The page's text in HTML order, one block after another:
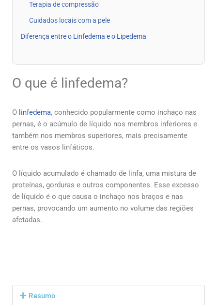
Terapia de compressão
Cuidados locais com a pele
Diferença entre o Linfedema e o Lipedema
O que é linfedema?
O linfedema, conhecido popularmente como inchaço nas
pernas, é o acúmulo de líquido nos membros inferiores e
também nos membros superiores, mais precisamente
entre os vasos linfáticos.
O líquido acumulado é chamado de linfa, uma mistura de
proteínas, gorduras e outros componentes. Esse excesso
de líquido é o que causa o inchaço nos braços e nas
pernas, provocando um aumento no volume das regiões
afetadas.
Resumo